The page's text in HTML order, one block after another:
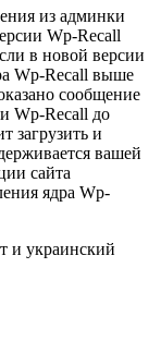
из админки
Wp-Recall
в новой версии
Wp-Recall выше
сообщение
Wp-Recall до
загрузить и
вашей
сайта
ядра Wp-
и украинский